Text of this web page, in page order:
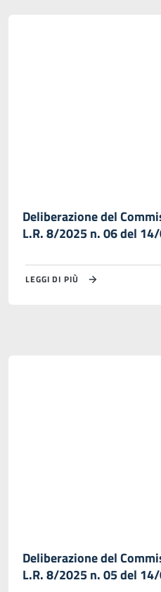
Deliberazione del
L.R. 8/2025 n. 06 del
LEGGI DI PIÙ
Deliberazione del
L.R. 8/2025 n. 05 del